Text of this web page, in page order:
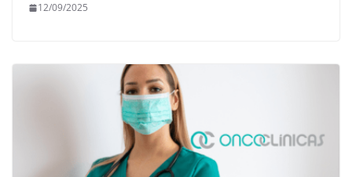
12/09/2025